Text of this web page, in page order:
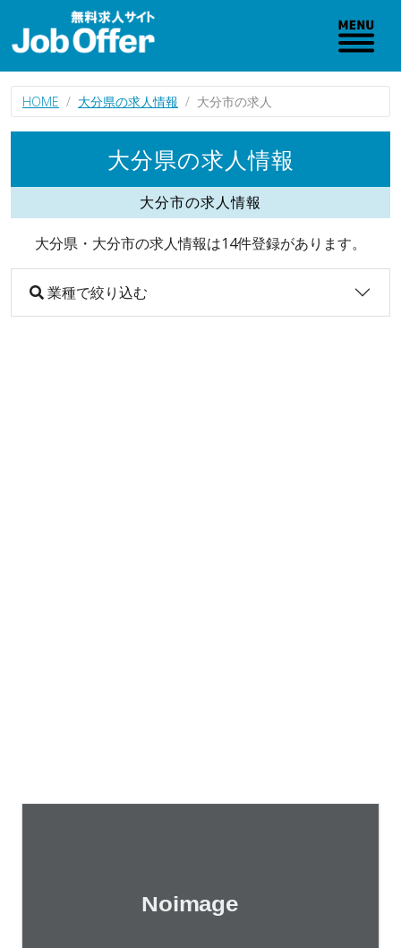
HOME 大分県の求人情報 大分市の求人
大分県の求人情報
大分市の求人情報
大分県・大分市の求人情報は14件登録があります。
業種で絞り込む